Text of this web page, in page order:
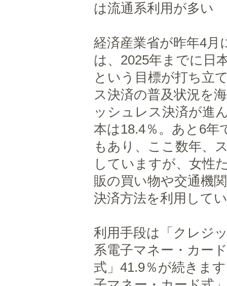
は流通系利用が多い
経済産業省が昨年4
は、2025年までに日
という目標が打ち立
ス決済の普及状況を
ッシュレス決済が進
本は18.4％。あと6年
もあり、ここ数年、
していますが、女性
販の買い物や交通機
決済方法を利用して
利用手段は「クレジ
系電子マネー・カー
式」41.9％が続きま